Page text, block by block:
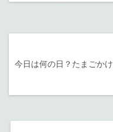
今日は何の日？たまごか